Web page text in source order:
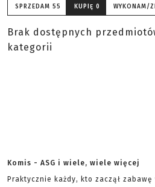
SPRZEDAM 55 KUPIĘ 0 WYKONAM/
Brak dostępnych
kategorii
Komis - ASG i wiele, wiele więcej
Praktycznie każdy, kto zaczął